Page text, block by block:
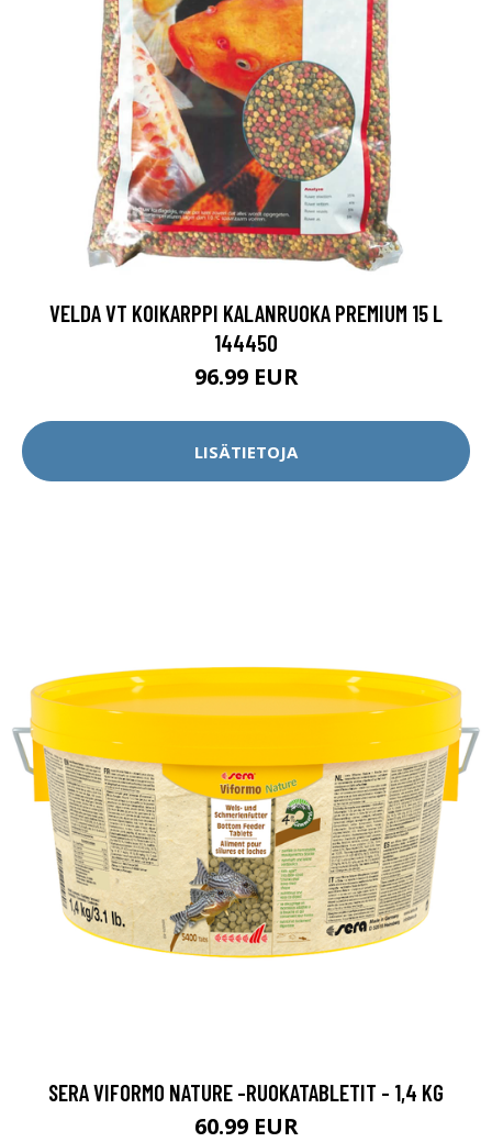
VELDA VT KOIKARPPI KALANRUOKA PREMIUM 15 L
144450
96.99 EUR
LISÄTIETOJA
SERA VIFORMO NATURE -RUOKATABLETIT - 1,4 KG
60.99 EUR